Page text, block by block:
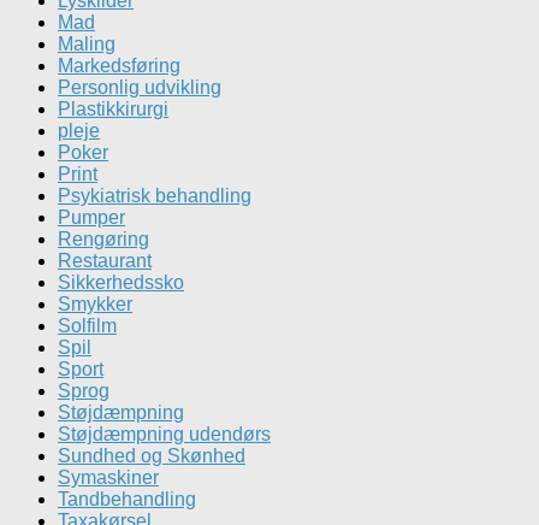
Mad
Maling
Markedsføring
Personlig udvikling
Plastikkirurgi
pleje
Poker
Print
Psykiatrisk behandling
Pumper
Rengøring
Restaurant
Sikkerhedssko
Smykker
Solfilm
Spil
Sport
Sprog
Støjdæmpning
Støjdæmpning udendørs
Sundhed og Skønhed
Symaskiner
Tandbehandling
Taxakørsel